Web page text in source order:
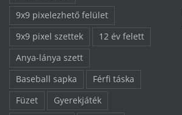
9x9 pixelezhető felület
9x9 pixel szettek
12 év felett
Anya-lánya szett
Baseball sapka
Férfi táska
Füzet
Gyerekjáték